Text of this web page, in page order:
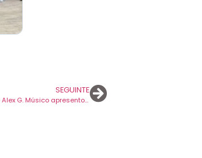
SEGUINTE
‘Headlights’ é o novo disco de Alex G. Músico apresentou primeiro avanço.